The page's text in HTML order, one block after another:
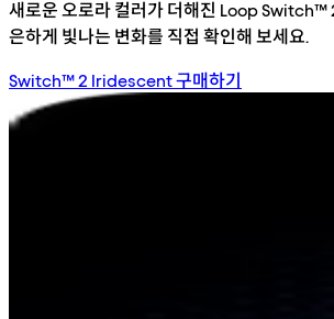
새로운 오로라 컬러가 더해진 Loop
은하게 빛나는 변화를 직접 확인해 보세요.
Switch™ 2 Iridescent 구매하기